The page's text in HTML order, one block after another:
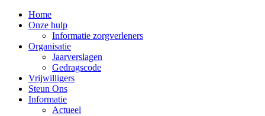
Home
Onze hulp
Informatie zorgverleners
Organisatie
Jaarverslagen
Gedragscode
Vrijwilligers
Steun Ons
Informatie
Actueel